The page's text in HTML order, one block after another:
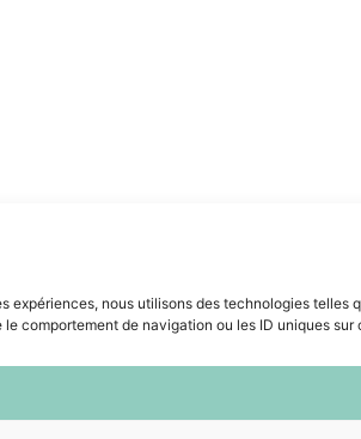
expériences, nous utilisons des technologies
le comportement de navigation ou les ID uniques